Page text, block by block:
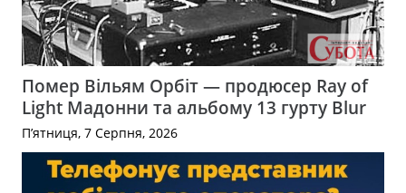
Помер Вільям Орбіт — продюсер Ray of
Light Мадонни та альбому 13 гурту Blur
П’ятниця, 7 Серпня, 2026